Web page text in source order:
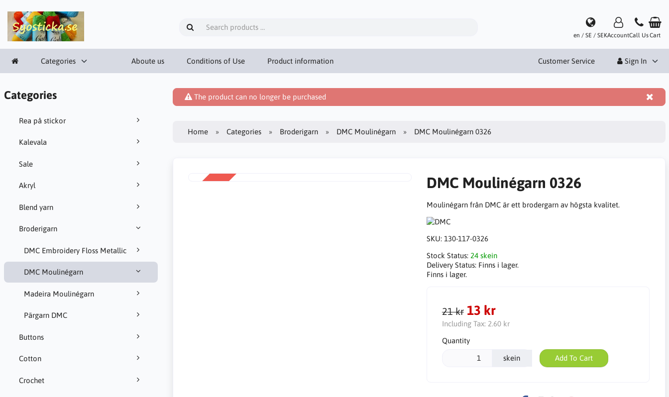
en / SE / SEKAccountCall UsCart
Categories Aboute us Conditions of Use Product information Customer Service Sign In
Categories
Rea på stickor
Kalevala
Sale
Akryl
Blend yarn
Broderigarn
DMC Embroidery Floss Metallic
DMC Moulinégarn
Madeira Moulinégarn
Pärgarn DMC
Buttons
Cotton
Crochet
The product can no longer be purchased
Home Categories Broderigarn DMC Moulinégarn DMC Moulinégarn 0326
DMC Moulinégarn 0326
Moulinégarn från DMC är ett brodergarn av högsta kvalitet.
SKU: 130-117-0326
Stock Status: 24 skein
Delivery Status: Finns i lager.
Finns i lager.
21 kr 13 kr
Including Tax: 2.60 kr
Quantity
skein Add To Cart